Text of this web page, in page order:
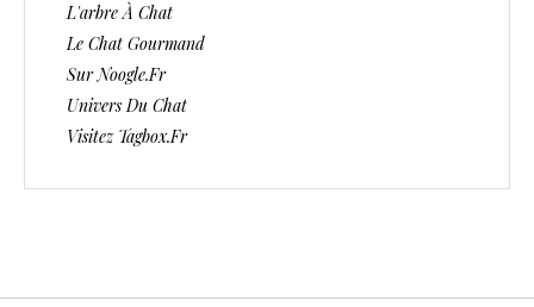
L'arbre À Chat
Le Chat Gourmand
Sur Noogle.fr
Univers Du Chat
Visitez Tagbox.fr